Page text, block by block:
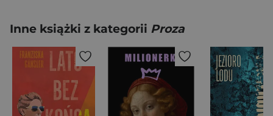
Inne książki z kategorii Proza